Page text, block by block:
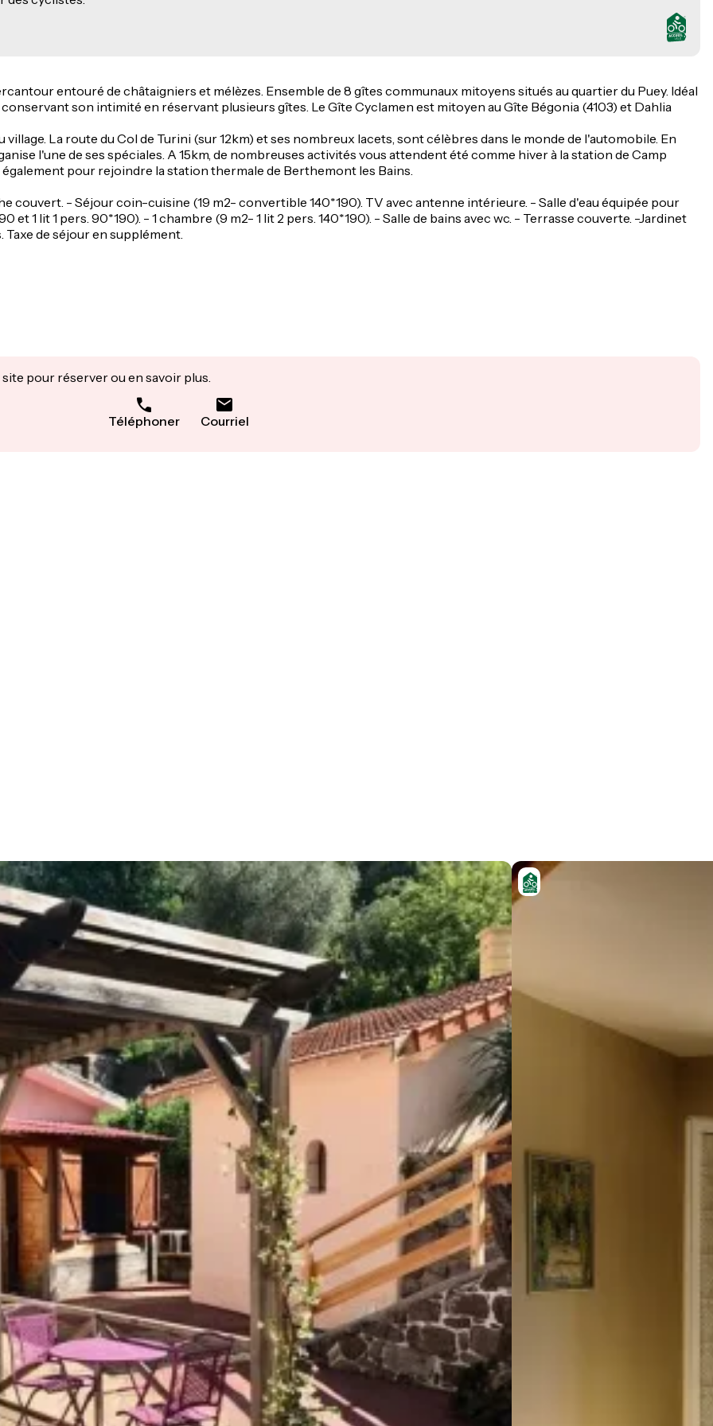
entouré de châtaigniers et mélèzes. Ensemble de 8 gîtes communaux mitoyens situés au quartier du Puey. Idéal
son intimité en réservant plusieurs gîtes. Le Gîte Cyclamen est mitoyen au Gîte Bégonia (4103) et Dahlia
La route du Col de Turini (sur 12km) et ses nombreux lacets, sont célèbres dans le monde de l'automobile. En
l'une de ses spéciales. A 15km, de nombreuses activités vous attendent été comme hiver à la station de Camp
pour rejoindre la station thermale de Berthemont les Bains.
couvert. - Séjour coin-cuisine (19 m2- convertible 140*190). TV avec antenne intérieure. - Salle d'eau équipée pour
et 1 lit 1 pers. 90*190). - 1 chambre (9 m2- 1 lit 2 pers. 140*190). - Salle de bains avec wc. - Terrasse couverte. -Jardinet
de séjour en supplément.
pour réserver ou en savoir plus.
Téléphoner Courriel